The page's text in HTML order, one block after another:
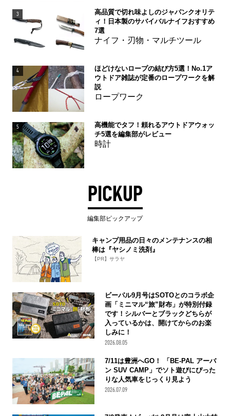
3
高品質で切れ味よしのジャパンクオリテ
ィ！日本製のサバイバルナイフおすすめ
7選
ナイフ・刃物・マルチツール
4
ほどけないロープの結び方5選！No.1ア
ウトドア雑誌が定番のロープワークを解
説
ロープワーク
5
高機能でタフ！頼れるアウトドアウォッ
チ5選を編集部がレビュー
時計
PICKUP
編集部ピックアップ
キャンプ用品の日々のメンテナンスの相
棒は『ヤシノミ洗剤』
【PR】サラヤ
ビーパル9月号はSOTOとのコラボ企
画「ミニマル“旅”財布」が特別付録
です！シルバーとブラックどちらが
入っているかは、開けてからのお楽
しみに！
2026.08.05
7/11は豊洲へGO！ 「BE-PAL アーバ
ン SUV CAMP」でソト遊びにぴった
りな人気車をじっくり見よう
2026.07.09